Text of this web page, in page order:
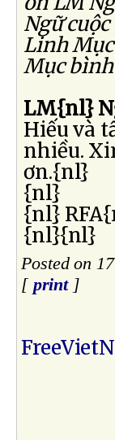
Ngữ
Linh
Mục
LM{nl}
Hiếu và
nhiều.
ơn.{nl}
{nl}
{nl}
{nl}{nl}
Posted on
[ print]